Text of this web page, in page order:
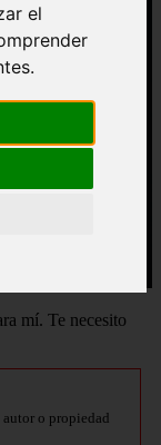
el
mí. Te necesito
o propiedad